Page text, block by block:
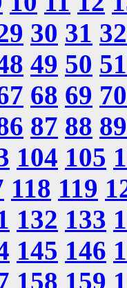
30 31 32
49 50 51
68 69 70
87 88 89
104 105
118 119
132 133
145 146
158 159